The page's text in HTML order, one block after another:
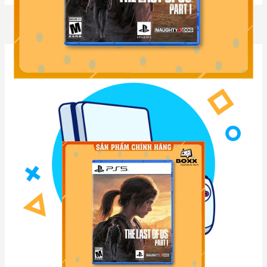
PlayStation 5
Phụ Kiện PS5
Đĩa Game PS5
Tay Cầm PS5
Thẻ nạp PSN